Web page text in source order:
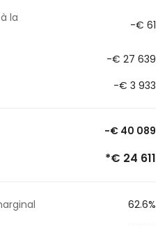
la
-€ 61
-€ 27 639
-€ 3 933
-€ 40 089
*€ 24 611
62.6%